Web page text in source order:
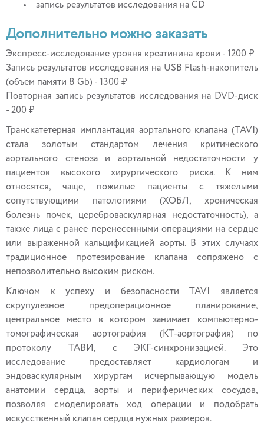
Транскатетерная имплантация аортального клапана (TAVI)
стала золотым стандартом лечения критического
аортального стеноза и аортальной недостаточности у
пациентов высокого хирургического риска. К ним
относятся, чаще, пожилые пациенты с тяжелыми
сопутствующими патологиями (ХОБЛ, хроническая
болезнь почек, цереброваскулярная недостаточность), а
также лица с ранее перенесенными операциями на сердце
или выраженной кальцификацией аорты. В этих случаях
традиционное протезирование клапана сопряжено с
непозволительно высоким риском.
Ключом к успеху и безопасности TAVI является
скрупулезное предоперационное планирование,
центральное место в котором занимает компьютерно-
томографическая аортография (КТ-аортография) по
протоколу ТАВИ, с ЭКГ-синхронизацией. Это
исследование предоставляет кардиологам и
эндоваскулярным хирургам исчерпывающую модель
анатомии сердца, аорты и периферических сосудов,
позволяя смоделировать ход операции и подобрать
искусственный клапан сердца нужных размеров.
запись результатов исследования на CD
Дополнительно можно заказать
Экспресс-исследование уровня креатинина крови - 1200 ₽
Запись результатов исследования на USB Flash-накопитель
(объем памяти 8 Gb) - 1300 ₽
Повторная запись результатов исследования на DVD-диск
- 200 ₽